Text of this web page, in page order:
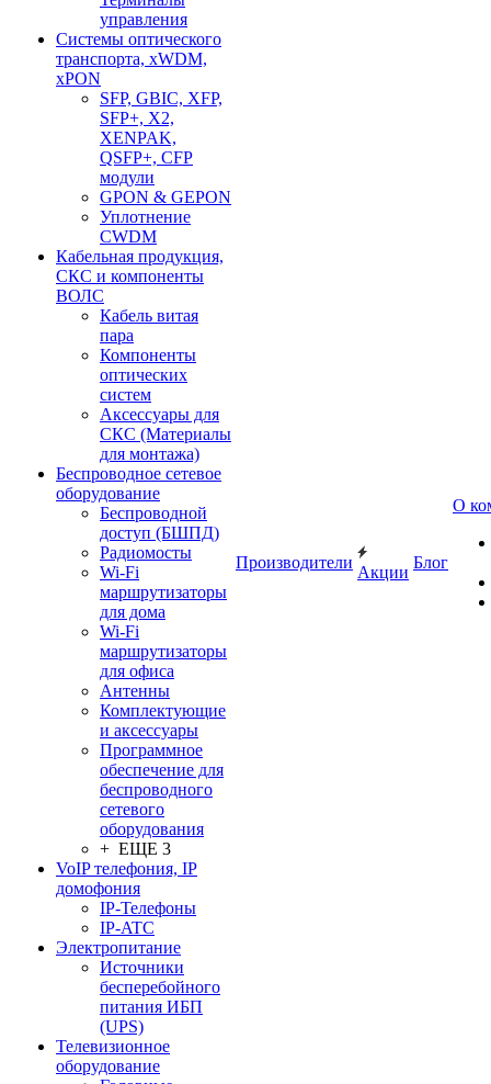
управления
Системы оптического
транспорта, xWDM,
xPON
SFP, GBIC, XFP,
SFP+, X2,
XENPAK,
QSFP+, CFP
модули
GPON & GEPON
Уплотнение
CWDM
Кабельная продукция,
СКС и компоненты
ВОЛС
Кабель витая
пара
Компоненты
оптических
систем
Аксессуары для
СКС (Материалы
для монтажа)
Беспроводное сетевое
оборудование
Беспроводной
доступ (БШПД)
Радиомосты
Wi-Fi
маршрутизаторы
для дома
Wi-Fi
маршрутизаторы
для офиса
Антенны
Комплектующие
и аксессуары
Программное
обеспечение для
беспроводного
сетевого
оборудования
+ ЕЩЕ 3
VoIP телефония, IP
домофония
IP-Телефоны
IP-ATC
Электропитание
Источники
бесперебойного
питания ИБП
(UPS)
Телевизионное
оборудование
Производители
Акции
Блог
О